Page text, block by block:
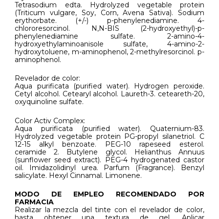
Tetrasodium edta. Hydrolyzed vegetable protein
(Triticum vulgare, Soy, Corn, Avena Sativa). Sodium
erythorbate. (+/-) p-phenylenediamine. 4-
chlororesorcinol. N,N-BIS (2-hydroxyethyl)-p-
phenylenediamine sulfate. 2-amino-4-
hydroxyethylaminoanisole sulfate, 4-amino-2-
hydroxytoluene, m-aminophenol, 2-methylresorcinol. p-
aminophenol.
Revelador de color:
Aqua purificata (purified water). Hydrogen peroxide.
Cetyl alcohol. Cetearyl alcohol. Laureth-3. ceteareth-20,
oxyquinoline sulfate.
Color Activ Complex:
Aqua purificata (purified water). Quaternium-83.
Hydrolyzed vegetable protein PG-propyl silanetriol. C
12-15 alkyl benzoate. PEG-10 rapeseed esterol.
ceramide 2. Butylene glycol. Helianthus Annuus
(sunflower seed extract). PEG-4 hydrogenated castor
oil. Imidazolidinyl urea. Parfum (Fragrance). Benzyl
salicylate. Hexyl Cinnamal. Limonene.
MODO DE EMPLEO RECOMENDADO POR
FARMACIA
Realizar la mezcla del tinte con el revelador de color,